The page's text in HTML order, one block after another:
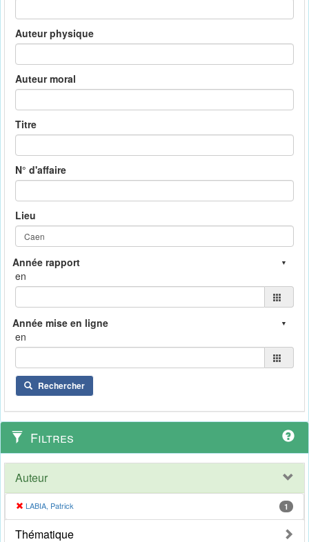
Auteur physique
Auteur moral
Titre
N° d'affaire
Lieu
en
en
Rechercher
Filtres
Auteur
LABIA, Patrick 1
Thématique